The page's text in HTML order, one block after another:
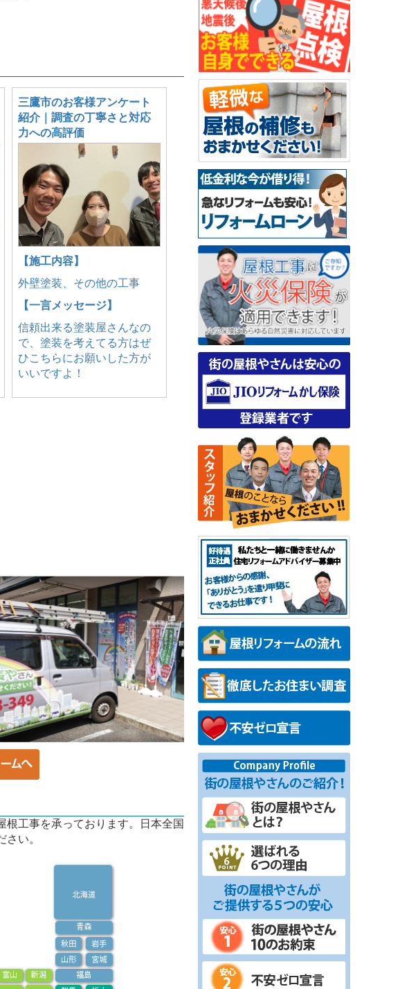
三鷹市のお客様アンケート
紹介｜調査の丁寧さと対応
力への高評価
【施工内容】
外壁塗装、その他の工事
【一言メッセージ】
信頼出来る塗装屋さんなの
で、塗装を考えてる方はぜ
ひこちらにお願いした方が
いいですよ！
工事を承っております。日本全国
い。